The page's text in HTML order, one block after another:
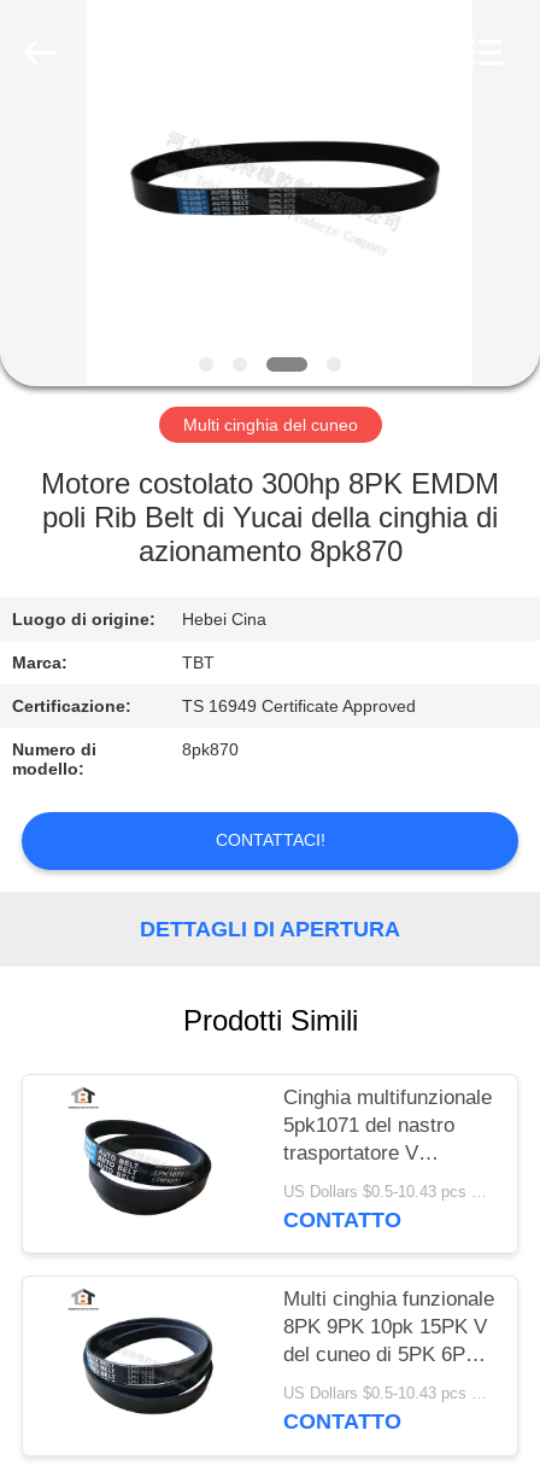
PRODOTTI
GIRO
FABBRICA
CONTROLLO
QUALITÀ
CONTATTICI
NOTIZIE
CASI
Multi cinghia del cuneo
Motore costolato 300hp 8PK EMDM
poli Rib Belt di Yucai della cinghia di
azionamento 8pk870
Luogo di origine: Hebei Cina
Marca: TBT
Certificazione: TS 16949 Certificate Approved
Numero di
modello:
8pk870
CONTATTACI!
DETTAGLI DI APERTURA
Prodotti Simili
Cinghia multifunzionale
5pk1071 del nastro
trasportatore V
dell'OEM D5010224370
US Dollars $0.5-10.43 pcs MOQ:50 pezzi
CONTATTO
Multi cinghia funzionale
8PK 9PK 10pk 15PK V
del cuneo di 5PK 6PK -
cinghia
US Dollars $0.5-10.43 pcs MOQ:50 pezzi
CONTATTO